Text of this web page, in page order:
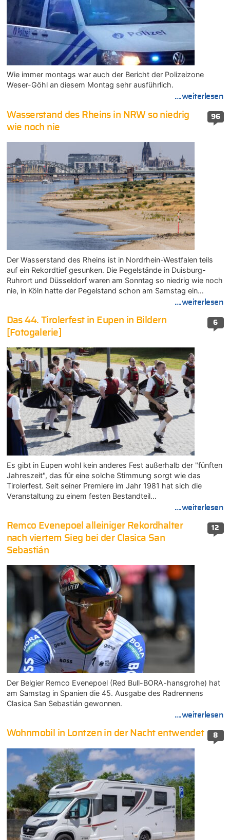
Wie immer montags war auch der Bericht der Polizeizone
Weser-Göhl an diesem Montag sehr ausführlich.
....weiterlesen
96
Wasserstand des Rheins in NRW so niedrig
wie noch nie
Der Wasserstand des Rheins ist in Nordrhein-Westfalen teils
auf ein Rekordtief gesunken. Die Pegelstände in Duisburg-
Ruhrort und Düsseldorf waren am Sonntag so niedrig wie noch
nie, in Köln hatte der Pegelstand schon am Samstag ein…
....weiterlesen
6
Das 44. Tirolerfest in Eupen in Bildern
[Fotogalerie]
Es gibt in Eupen wohl kein anderes Fest außerhalb der "fünften
Jahreszeit", das für eine solche Stimmung sorgt wie das
Tirolerfest. Seit seiner Premiere im Jahr 1981 hat sich die
Veranstaltung zu einem festen Bestandteil…
....weiterlesen
12
Remco Evenepoel alleiniger Rekordhalter
nach viertem Sieg bei der Clasica San
Sebastián
Der Belgier Remco Evenepoel (Red Bull-BORA-hansgrohe) hat
am Samstag in Spanien die 45. Ausgabe des Radrennens
Clasica San Sebastián gewonnen.
....weiterlesen
8
Wohnmobil in Lontzen in der Nacht entwendet